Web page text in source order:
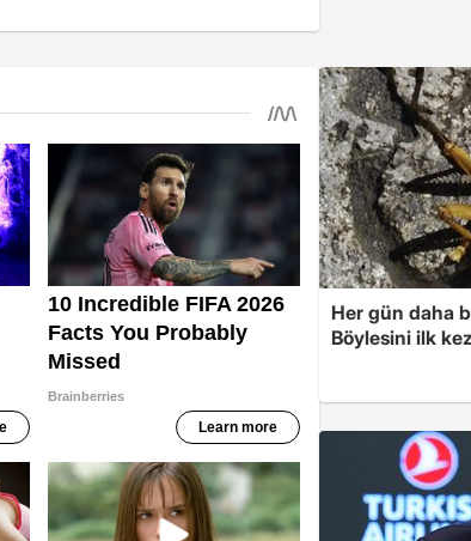
Her gün daha
Böylesini ilk